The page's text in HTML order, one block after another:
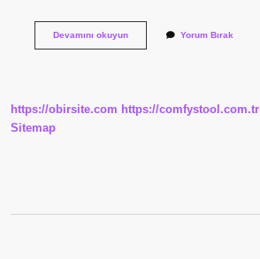
Devamını okuyunWi-
Yorum Bırak
https://obirsite.com https://comfystool.com.tr
Sitemap